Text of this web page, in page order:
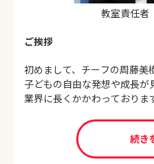
教室責任
ご挨拶
初めまして、チーフの周藤美
子どもの自由な発想や成長
業界に長くかかわっておりま
小学校・中学校の受験を志
事に取り組める子になって
ョン力をつけてあげたい」
続き